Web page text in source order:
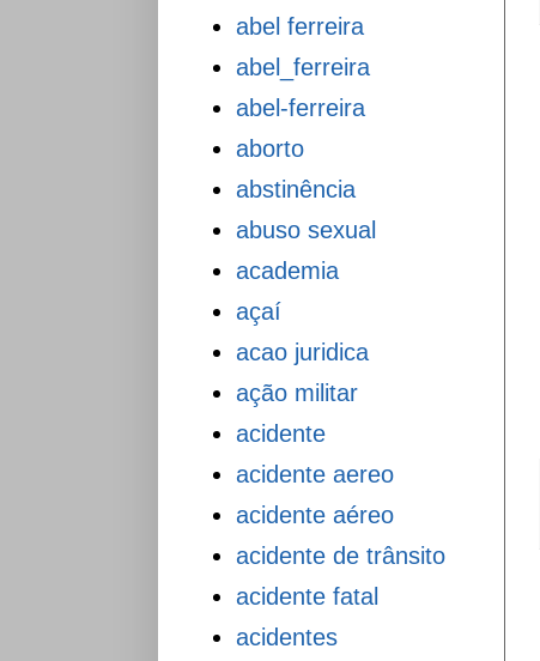
abel ferreira
abel_ferreira
abel-ferreira
aborto
abstinência
abuso sexual
academia
açaí
acao juridica
ação militar
acidente
acidente aereo
acidente aéreo
acidente de trânsito
acidente fatal
acidentes